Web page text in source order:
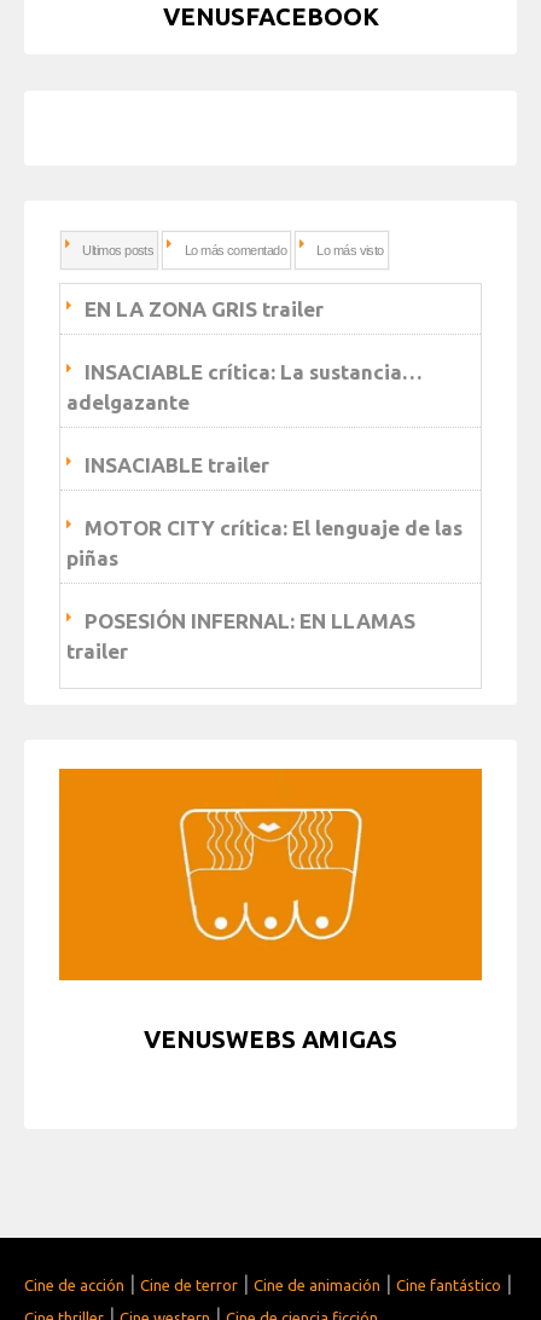
VENUSFACEBOOK
Ultimos posts Lo más comentado Lo más visto
EN LA ZONA GRIS trailer
INSACIABLE crítica: La sustancia…
adelgazante
INSACIABLE trailer
MOTOR CITY crítica: El lenguaje de las
piñas
POSESIÓN INFERNAL: EN LLAMAS
trailer
VENUSWEBS AMIGAS
Cine de acción | Cine de terror | Cine de animación | Cine fantástico |
| |